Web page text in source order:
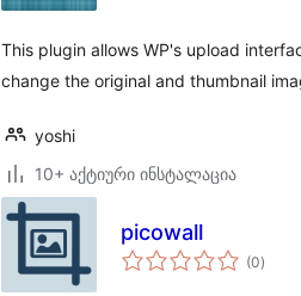
This plugin allows WP's upload
change the original and thumbnail
yoshi
10+ აქტიური ინსტალაცია
picowall
(0)